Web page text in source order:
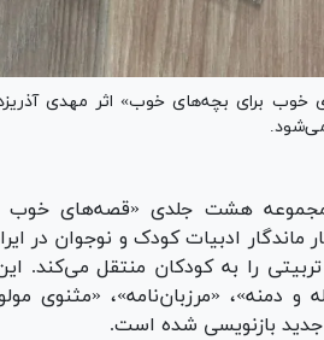
برای بچه‌های خوب» اثر مهدی
هشت جلدی «قصه‌های خوب
ماندگار ادبیات کودک و نوجوان
را به کودکان منتقل می‌کند.
و دمنه»، «مرزبان‌نامه»،
بازنویسی شده است.